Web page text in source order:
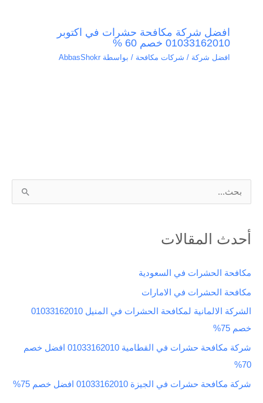
افضل شركة مكافحة حشرات في اكتوبر
01033162010 خصم 60 %
افضل شركة / شركات مكافحة / بواسطة AbbasShokr
ب
ح
ن
:
أحدث المقالات
مكافحة الحشرات في السعودية
مكافحة الحشرات في الامارات
الشركة الالمانية لمكافحة الحشرات في المنيل 01033162010
خصم 75%
شركة مكافحة حشرات في القطامية 01033162010 افضل خصم
70%
شركة مكافحة حشرات في الجيزة 01033162010 افضل خصم 75%